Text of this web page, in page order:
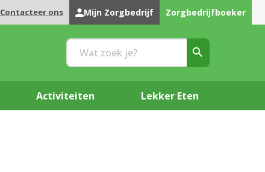
Contacteer ons Mijn Zorgbedrijf Zorgbedrijfboeker
Activiteiten Lekker Eten